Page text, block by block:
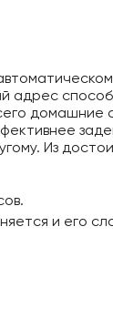
адрес
домашние
Из
и его